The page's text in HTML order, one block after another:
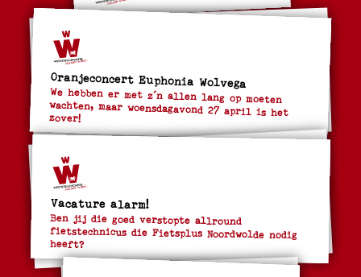
Oranjeconcert Euphonia Wolvega
We hebben er met z´n allen lang op moeten
wachten, maar woensdagavond 27 april is het
zover!
Vacature alarm!
Ben jij die goed verstopte allround
fietstechnicus die Fietsplus Noordwolde nodig
heeft?